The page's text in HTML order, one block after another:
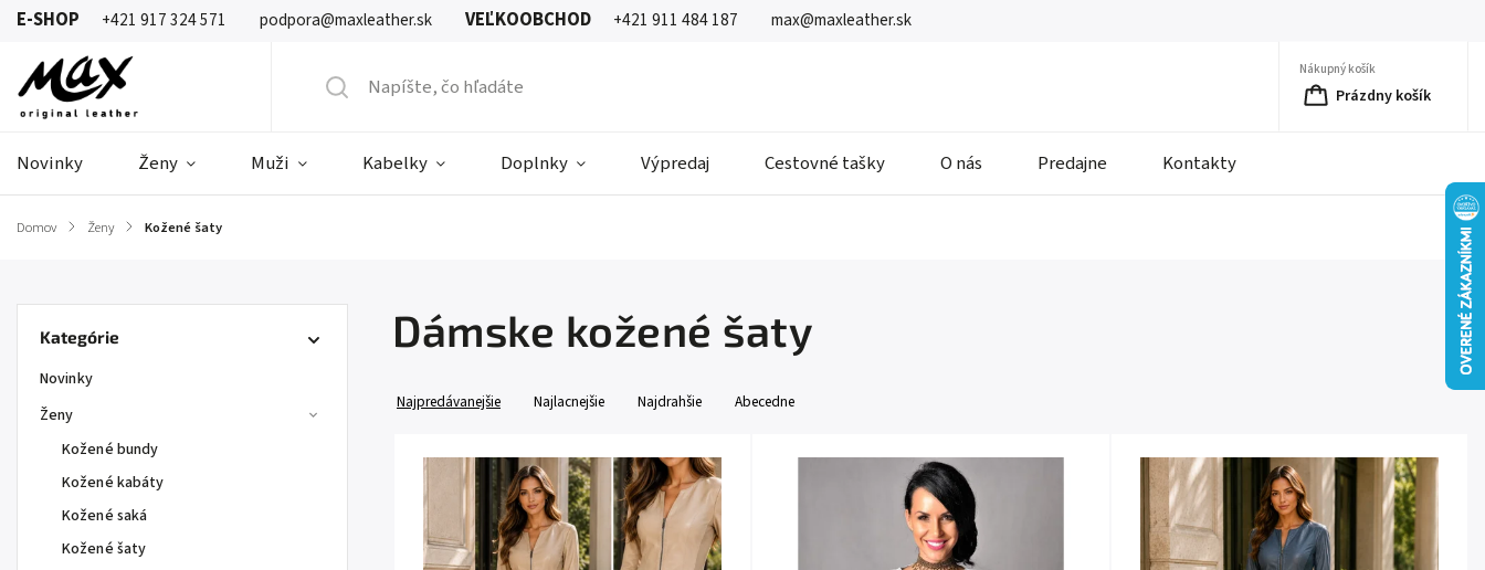
E-SHOP +421 917 324 571 podpora@maxleather.sk VEĽKOOBCHOD +421 911 484 187 max@maxleather.sk
Nákupný košík
Prázdny košík
Novinky Ženy Muži Kabelky Doplnky Výpredaj Cestovné tašky O nás Predajne Kontakty
Domov / Ženy / Kožené šaty
Kategórie
Novinky
Ženy
Kožené bundy
Kožené kabáty
Kožené saká
Kožené šaty
Dámske kožené šaty
Najpredávanejšie Najlacnejšie Najdrahšie Abecedne